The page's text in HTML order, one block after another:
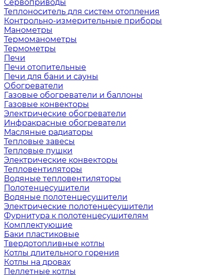
Сервоприводы
Теплоноситель для систем отопления
Контрольно-измерительные приборы
Манометры
Термоманометры
Термометры
Печи
Печи отопительные
Печи для бани и сауны
Обогреватели
Газовые обогреватели и баллоны
Газовые конвекторы
Электрические обогреватели
Инфракрасные обогреватели
Масляные радиаторы
Тепловые завесы
Тепловые пушки
Электрические конвекторы
Тепловентиляторы
Водяные тепловентиляторы
Полотенцесушители
Водяные полотенцесушители
Электрические полотенцесушители
Фурнитура к полотенцесушителям
Комплектующие
Баки пластиковые
Твердотопливные котлы
Котлы длительного горения
Котлы на дровах
Пеллетные котлы